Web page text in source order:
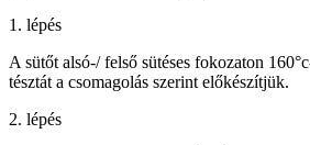
1. lépés
A sütőt alsó-/ felső sütéses fokozaton
tésztát a csomagolás szerint előkészítjük.
2. lépés